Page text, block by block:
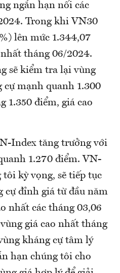
ngắn hạn nối các
Trong khi VN30
lên mức 1.344,07
tháng 06/2024.
sẽ kiểm tra lại vùng
cự mạnh quanh 1.300
1.350 điểm, giá cao
Index tăng trưởng với
1.270 điểm. VN-
kỳ vọng, sẽ tiếp tục
cự đỉnh giá từ đầu năm
nhất các tháng 03,06
giá cao nhất tháng
kháng cự tâm lý
hạn chúng tôi cho